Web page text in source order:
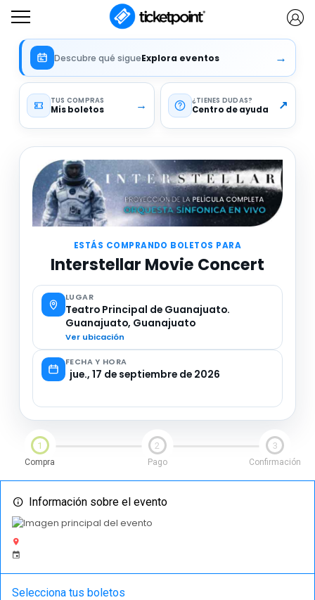
Descubre qué sigueExplora eventos →
TUS COMPRAS
Mis boletos → ¿TIENES DUDAS
Centro de ayuda ↗
ESTÁS COMPRANDO BOLETOS PARA
Interstellar Movie Concert
LUGAR
Teatro Principal de Guanajuato.
Guanajuato, Guanajuato
Ver ubicación
FECHA Y HORA
jue., 17 de septiembre de 2026
1
Compra
2
Pago
3
Confirmación
Información sobre el evento
Selecciona tus boletos
¿Tienes código descuento, membresía o voucher
Información importante